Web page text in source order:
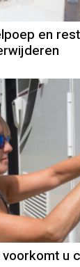
en
u